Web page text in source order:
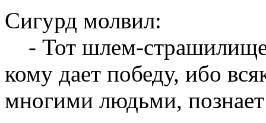
Сигурд молвил:
- Тот шлем-
кому дает победу, ибо
многими людьми,